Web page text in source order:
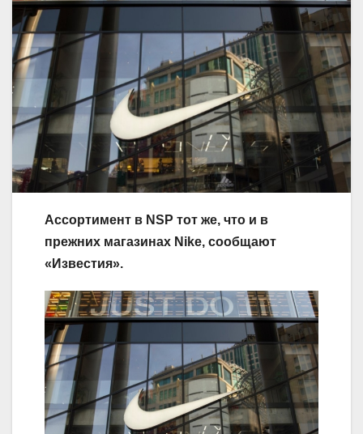
Ассортимент в NSP тот же, что и в
прежних магазинах Nike, сообщают
« Известия».